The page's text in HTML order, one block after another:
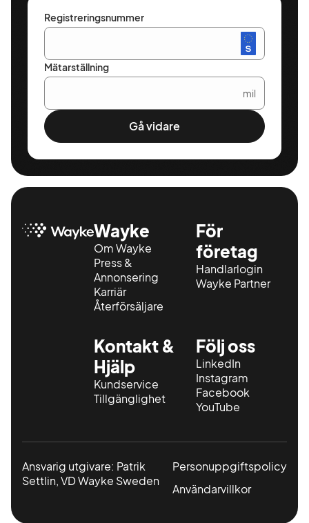
Registreringsnummer
Mätarställning
mil
Gå vidare
Wayke
Om Wayke
Press &
Annonsering
Karriär
Återförsäljare
För
företag
Handlarlogin
Wayke Partner
Kontakt &
Hjälp
Kundservice
Tillgänglighet
Följ oss
LinkedIn
Instagram
Facebook
YouTube
Ansvarig utgivare: Patrik
Settlin, VD Wayke Sweden
Personuppgiftspolicy
Användarvillkor